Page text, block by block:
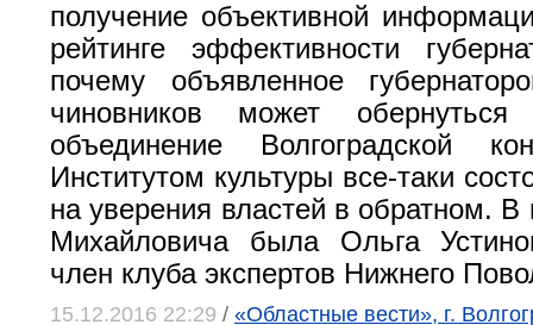
получение объективной
рейтинге эффективности
почему объявленное
чиновников может
объединение Волгоградской
Институтом культуры все-таки
на уверения властей в обратном.
Михайловича была Ольга
член клуба экспертов Нижнего
15.12.2016 22:29 / «Областные вести», г.